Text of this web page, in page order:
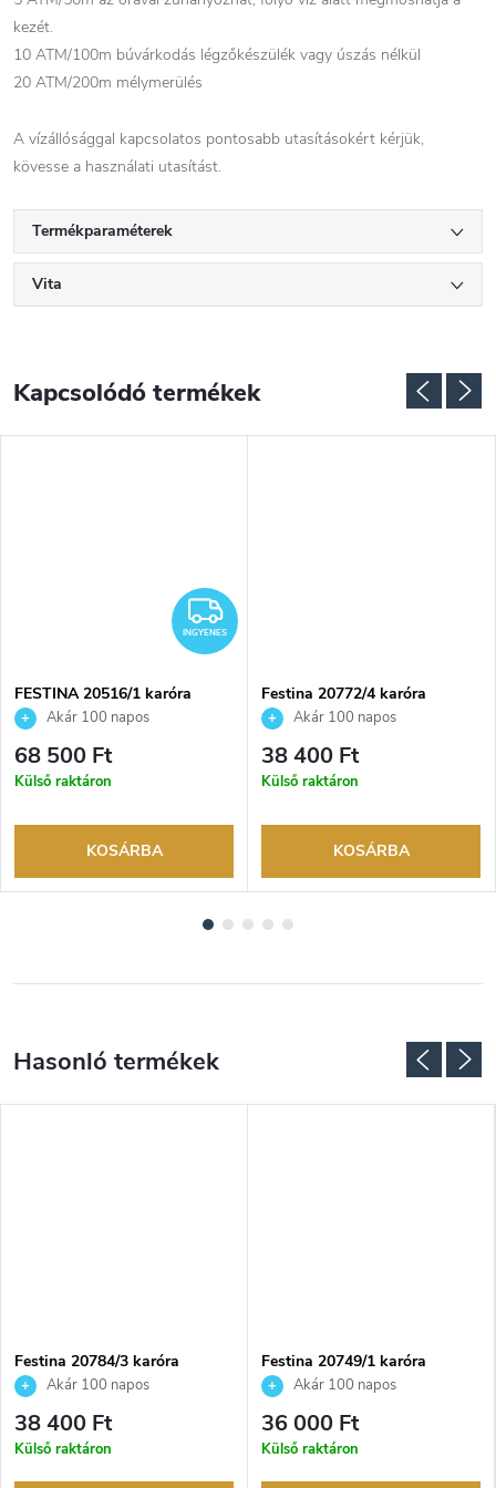
kezét.
10 ATM/100m búvárkodás légzőkészülék vagy úszás nélkül
20 ATM/200m mélymerülés
A vízállósággal kapcsolatos pontosabb utasításokért kérjük,
kövesse a használati utasítást.
Termékparaméterek
Vita
Kapcsolódó termékek
INGYENES
INGYENES
FESTINA 20516/1 karóra
Akár 100 napos
visszaküldési lehetőség. Hivatalos
márkakereskedő.
68 500 Ft
Külső raktáron
KOSÁRBA
Festina 20772/4 karóra
Akár 100 napos
visszaküldési lehetőség. Hivatalos
márkakereskedő.
38 400 Ft
Külső raktáron
KOSÁRBA
Festina 20784/3 karóra
Akár 100 napos
visszaküldési lehetőség. Hivatalos
márkakereskedő.
38 400 Ft
Külső raktáron
Festina 20749/1 karóra
Akár 100 napos
visszaküldési lehetőség. Hivatalos
márkakereskedő.
36 000 Ft
Külső raktáron